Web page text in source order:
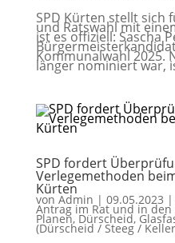
SPD Kürten stellt sich
und Ratswahl mit
ist es offiziell: Sascha
Kommunalwahl 2025.
länger nominiert war,
SPD fordert
Verlegemethoden
Kürten
von Admin | 09.05.2023 |
Antrag im Rat und in den
Planen, Dürscheid,
(Dürscheid / Steeg /